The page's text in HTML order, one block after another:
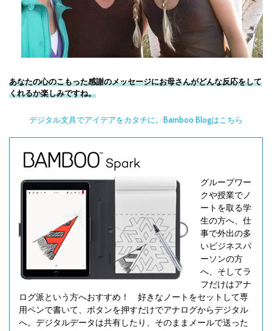
あなたの心のこもった感謝のメッセージにお母さんがどんな反応をして
くれるか楽しみですね。
デジタル文具でアイデアをカタチに。Bamboo Blogはこちら
グループワー
クや授業でノ
ートを取る学
生の方へ、仕
事で外出の多
いビジネスパ
ーソンの方
へ、そしてラ
フだけはアナ
ログ派という方へおすすめ！ 好きなノートをセットして専
用ペンで書いて、ボタンを押すだけでアナログからデジタル
へ。デジタルデータは共有したり、そのままメールで送った